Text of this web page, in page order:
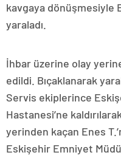
kavgaya dönüşmesiyle
yaraladı.
İhbar üzerine olay
edildi. Bıçaklanarak
Servis ekiplerince
Hastanesi’ne
yerinden kaçan Enes
Eskişehir Emniyet